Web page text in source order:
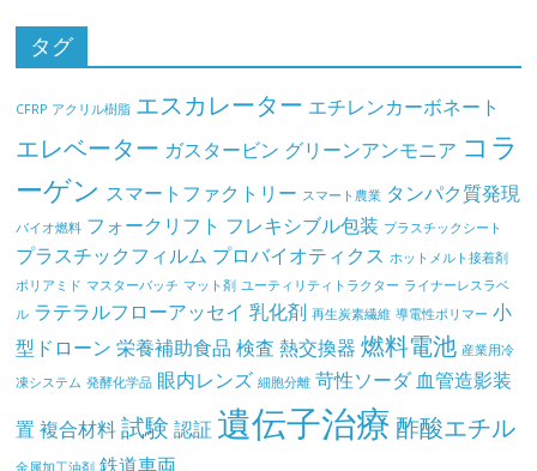
タグ
CFRP アクリル樹脂 エスカレーター エチレンカーボネート
エレベーター ガスタービン グリーンアンモニア コラ
ーゲン スマートファクトリー スマート農業 タンパク質発現
バイオ燃料 フォークリフト フレキシブル包装 プラスチックシート
プラスチックフィルム プロバイオティクス ホットメルト接着剤
ポリアミド マスターバッチ マット剤 ユーティリティトラクター ライナーレスラベ
ル ラテラルフローアッセイ 乳化剤 再生炭素繊維 導電性ポリマー 小
型ドローン 栄養補助食品 検査 熱交換器 燃料電池 産業用冷
凍システム 発酵化学品 眼内レンズ 細胞分離 苛性ソーダ 血管造影装
置 複合材料 試験 認証 遺伝子治療 酢酸エチル
金属加工油剤 鉄道車両